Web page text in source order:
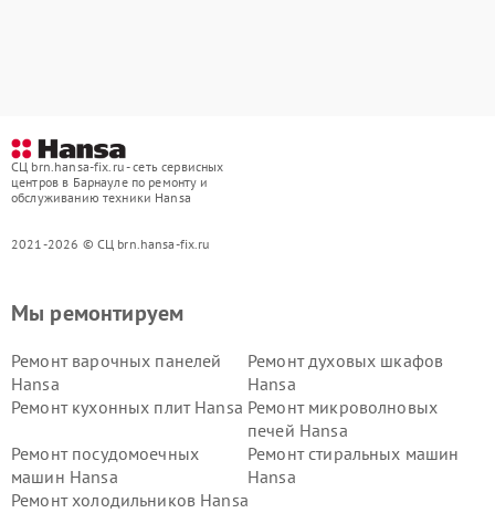
СЦ brn.hansa-fix.ru - сеть сервисных
центров в Барнауле по ремонту и
обслуживанию техники Hansa
2021-2026 © СЦ brn.hansa-fix.ru
Мы ремонтируем
Ремонт варочных панелей
Hansa
Ремонт духовых шкафов
Hansa
Ремонт кухонных плит Hansa Ремонт микроволновых
печей Hansa
Ремонт посудомоечных
машин Hansa
Ремонт стиральных машин
Hansa
Ремонт холодильников Hansa